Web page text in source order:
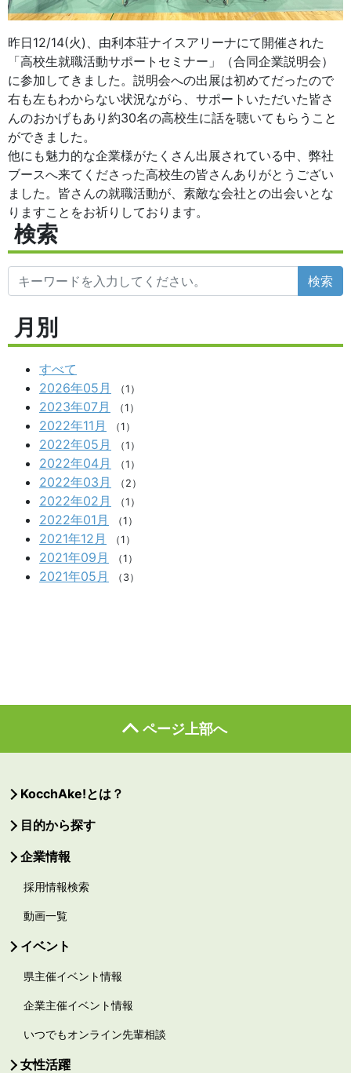
昨日12/14(火)、由利本荘ナイスアリーナにて開催された
「高校生就職活動サポートセミナー」（合同企業説明会）
に参加してきました。説明会への出展は初めてだったので
右も左もわからない状況ながら、サポートいただいた皆さ
んのおかげもあり約30名の高校生に話を聴いてもらうこと
ができました。
他にも魅力的な企業様がたくさん出展されている中、弊社
ブースへ来てくださった高校生の皆さんありがとうござい
ました。皆さんの就職活動が、素敵な会社との出会いとな
りますことをお祈りしております。
検索
検索
月別
すべて
2026年05月
（1）
2023年07月 （1）
2022年11月 （1）
2022年05月 （1）
2022年04月 （1）
2022年03月 （2）
2022年02月 （1）
2022年01月 （1）
2021年12月 （1）
2021年09月 （1）
2021年05月 （3）
ページ上部へ
KocchAke!とは？
目的から探す
企業情報
採用情報検索
動画一覧
イベント
県主催イベント情報
企業主催イベント情報
いつでもオンライン先輩相談
女性活躍